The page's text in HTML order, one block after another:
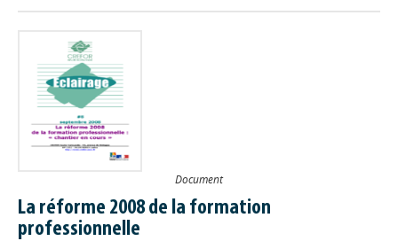
Document
La réforme 2008 de la formation
professionnelle